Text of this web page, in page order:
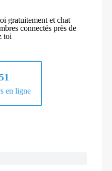
gratuitement et chat
connectés près de
toi
en ligne